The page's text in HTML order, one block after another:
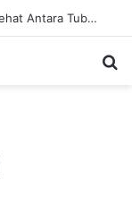
Diet Fleksibel Membangun Hubungan Sehat Antara Tubuh dan Makanan Sehari-hari